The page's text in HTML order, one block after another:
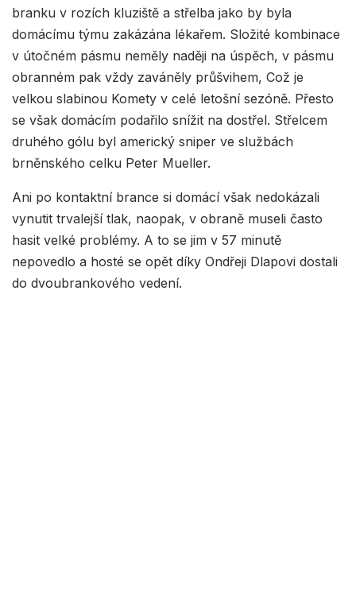
branku v rozích kluziště a střelba jako by byla
domácímu týmu zakázána lékařem. Složité kombinace
v útočném pásmu neměly naději na úspěch, v pásmu
obranném pak vždy zaváněly průšvihem, Což je
velkou slabinou Komety v celé letošní sezóně. Přesto
se však domácím podařilo snížit na dostřel. Střelcem
druhého gólu byl americký sniper ve službách
brněnského celku Peter Mueller.
Ani po kontaktní brance si domácí však nedokázali
vynutit trvalejší tlak, naopak, v obraně museli často
hasit velké problémy. A to se jim v 57 minutě
nepovedlo a hosté se opět díky Ondřeji Dlapovi dostali
do dvoubrankového vedení.